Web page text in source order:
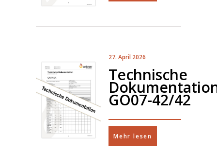
27. April 2026
Technische
GO07-42/42
Mehr lesen